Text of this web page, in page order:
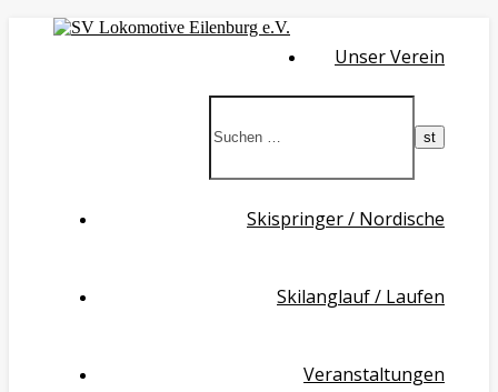
Unser Verein
Skispringer / Nordische
Skilanglauf / Laufen
Veranstaltungen